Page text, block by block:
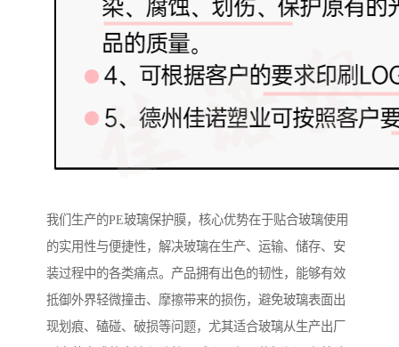
我们生产的PE玻璃保护膜，核心优势在于贴合玻璃使用
的实用性与便捷性，解决玻璃在生产、运输、储存、安
装过程中的各类痛点。产品拥有出色的韧性，能够有效
抵御外界轻微撞击、摩擦带来的损伤，避免玻璃表面出
现划痕、磕碰、破损等问题，尤其适合玻璃从生产出厂